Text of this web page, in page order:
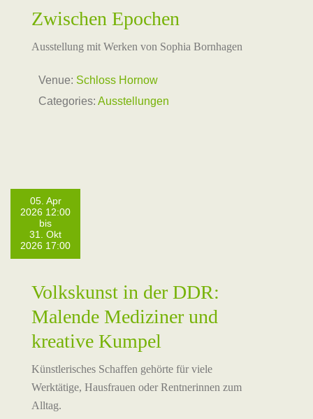
Zwischen Epochen
Ausstellung mit Werken von Sophia Bornhagen
Venue: Schloss Hornow
Categories: Ausstellungen
05. Apr
2026 12:00
bis
31. Okt
2026 17:00
Volkskunst in der DDR:
Malende Mediziner und
kreative Kumpel
Künstlerisches Schaffen gehörte für viele
Werktätige, Hausfrauen oder Rentnerinnen zum
Alltag.